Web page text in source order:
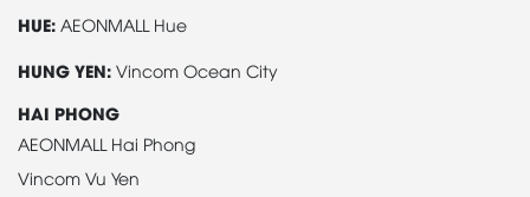
HUE: AEONMALL Hue
HUNG YEN: Vincom Ocean City
HAI PHONG
AEONMALL Hai Phong
Vincom Vu Yen